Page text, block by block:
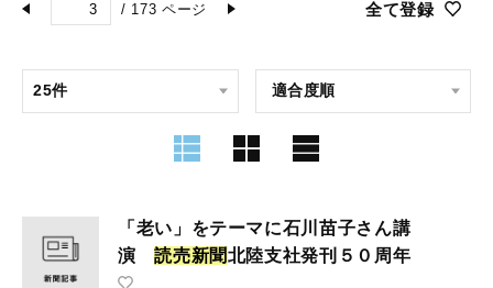
/ 173 ページ 全て登録
「老い」をテーマに石川苗子さん講
演読売新聞北陸支社発刊５０周年